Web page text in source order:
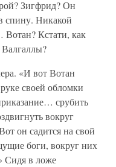
Зигфрид? Он
спину. Никакой
Вотан? Кстати, как
Валгаллы?
«И вот Вотан
своей обломки
срубить
вокруг
он садится на свой
боги, вокруг них
Сидя в ложе